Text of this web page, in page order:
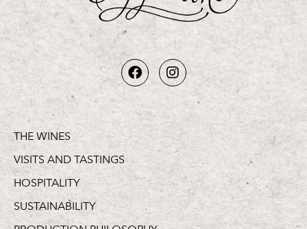
THE WINES
VISITS AND TASTINGS
HOSPITALITY
SUSTAINABILITY